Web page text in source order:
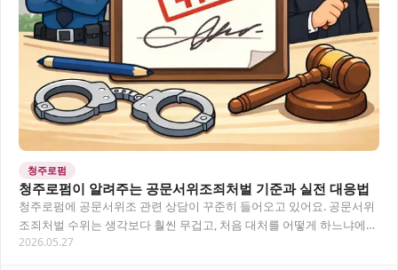
청주로펌
청주로펌이 알려주는 공문서위조죄처벌 기준과 실전 대응법
청주로펌에 공문서위조 관련 상담이 꾸준히 들어오고 있어요. 공문서위
조죄처벌 수위는 생각보다 훨씬 무겁고, 처음 대처를 어떻게 하느냐에
따라 결과가 크게 달라지기 때문에 지금 바로…
2026.05.27